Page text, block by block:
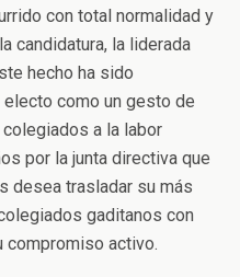
con total normalidad y
candidatura, la liderada
hecho ha sido
como un gesto de
a la labor
por la junta directiva que
desea trasladar su más
gaditanos con
compromiso activo.